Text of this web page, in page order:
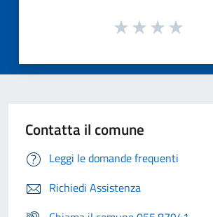
Contatta il comune
Leggi le domande frequenti
Richiedi Assistenza